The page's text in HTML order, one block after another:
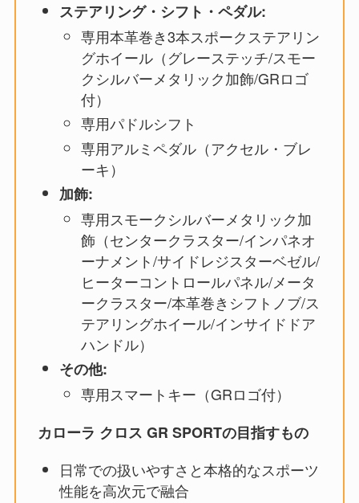
ステアリング・シフト・ペダル:
専用本革巻き3本スポークステアリン
グホイール（グレーステッチ/スモー
クシルバーメタリック加飾/GRロゴ
付）
専用パドルシフト
専用アルミペダル（アクセル・ブレ
ーキ）
加飾:
専用スモークシルバーメタリック加
飾（センタークラスター/インパネオ
ーナメント/サイドレジスターベゼル/
ヒーターコントロールパネル/メータ
ークラスター/本革巻きシフトノブ/ス
テアリングホイール/インサイドドア
ハンドル）
その他:
専用スマートキー（GRロゴ付）
カローラ クロス GR SPORTの目指すもの
日常での扱いやすさと本格的なスポーツ
性能を高次元で融合